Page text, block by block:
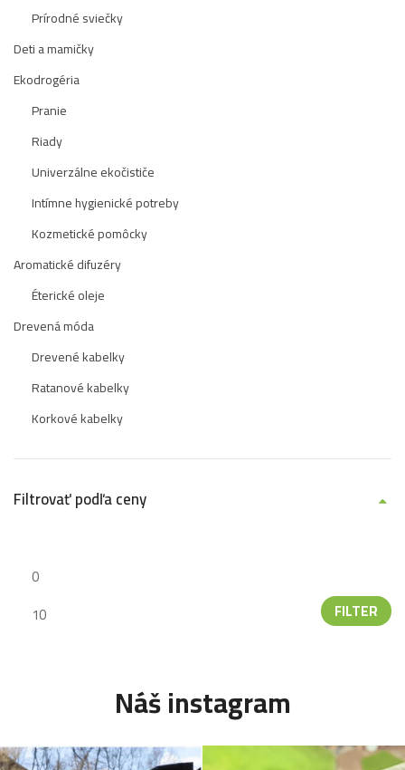
Prírodné sviečky
Deti a mamičky
Ekodrogéria
Pranie
Riady
Univerzálne ekočističe
Intímne hygienické potreby
Kozmetické pomôcky
Aromatické difuzéry
Éterické oleje
Drevená móda
Drevené kabelky
Ratanové kabelky
Korkové kabelky
Filtrovať podľa ceny
FILTER
Náš instagram